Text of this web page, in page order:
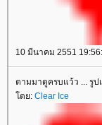
10 มีนาคม 2551
ตามมาดูครบแว้ว ... รูป
ดย: Clear Ice